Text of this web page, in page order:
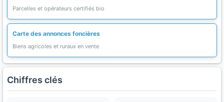
Parcelles et opérateurs certifiés bio
Carte des annonces foncières
Biens agricoles et ruraux en vente
Chiffres clés